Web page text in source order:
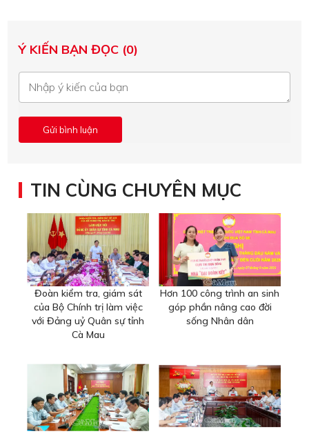
Ý KIẾN BẠN ĐỌC (0)
TIN CÙNG CHUYÊN MỤC
Đoàn kiểm tra, giám sát
của Bộ Chính trị làm việc
với Đảng uỷ Quân sự tỉnh
Cà Mau
Hơn 100 công trình an sinh
góp phần nâng cao đời
sống Nhân dân